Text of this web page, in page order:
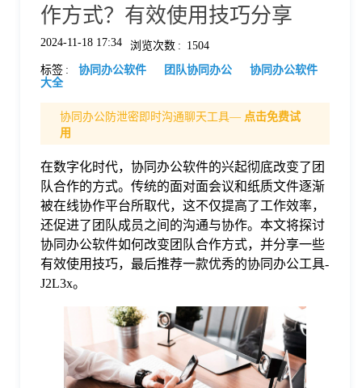
格
作方式？有效使用技巧分享
2024-11-18 17:34 浏览次数 : 1504
标签 : 协同办公软件 团队协同办公
协同办公软件
大全
协同办公防泄密即时沟通聊天工具— 点击免费试
用
在数字化时代，协同办公软件的兴起彻底改变了团
队合作的方式。传统的面对面会议和纸质文件逐渐
被在线协作平台所取代，这不仅提高了工作效率，
还促进了团队成员之间的沟通与协作。本文将探讨
协同办公软件如何改变团队合作方式，并分享一些
有效使用技巧，最后推荐一款优秀的协同办公工具-
J2L3x。